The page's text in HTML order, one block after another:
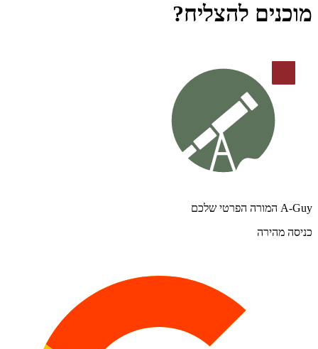
מוכנים להצליח?
A-Guy המורה הפרטי שלכם
כניסה מהירה